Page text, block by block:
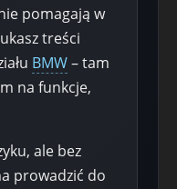
pomagają w
treści
BMW– tam
na funkcje,
ale bez
prowadzić do